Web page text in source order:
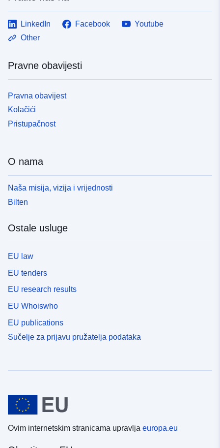
LinkedIn Facebook
Youtube
Other
Pravne obavijesti
Pravna obavijest
Kolačići
Pristupačnost
O nama
Naša misija, vizija i vrijednosti
Bilten
Ostale usluge
EU law
EU tenders
EU research results
EU Whoiswho
EU publications
Sučelje za prijavu pružatelja podataka
Ovim internetskim stranicama upravlja europa.eu